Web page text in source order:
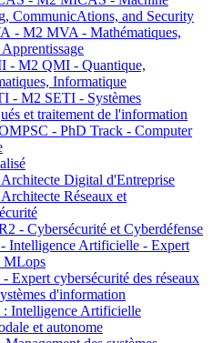
CommunicAtions, and Security
- M2 MVA - Mathématiques,
- M2 QMI - Quantique,
Informatique
- M2 SETI - Systèmes
et traitement de l'information
- PhD Track - Computer
Digital d'Entreprise
Réseaux et
- Cybersécurité et Cyberdéfense
Intelligence Artificielle - Expert
MLops
Expert cybersécurité des réseaux
d'information
Intelligence Artificielle
et autonome